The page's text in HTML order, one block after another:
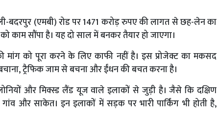
बदरपुर (एमबी) रोड पर 1471 करोड़ रुपए की लागत से छह-लेन का
काम सौंपा है। यह दो साल में बनकर तैयार हो जाएगा।
मांग को पूरा करने के लिए काफी नहीं है। इस प्रोजेक्ट का मकसद
ट्रैफिक जाम से बचना और ईंधन की बचत करना है।
और मिक्स्ड लैंड यूज वाले इलाकों से जुड़ी है। जैसे कि दक्षिण
और साकेत। इन इलाकों में सड़क पर भारी पार्किंग भी होती है,